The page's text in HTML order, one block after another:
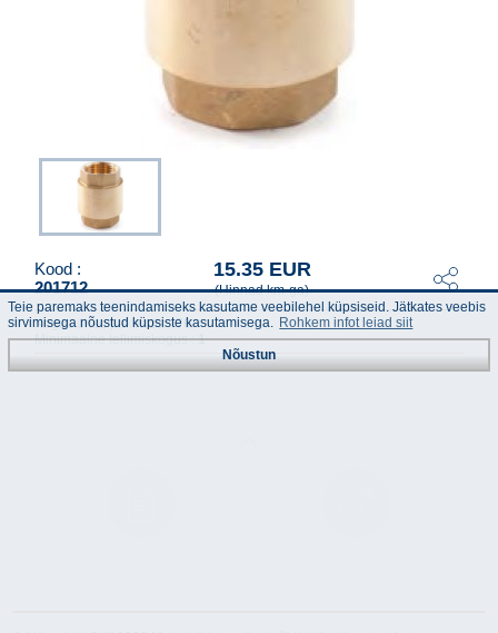
Kood :
201712
15.35 EUR
(Hinnad km-ga)
Kogus ühes pakendis :70
Minimaalne tellimiskogus :1
Teie paremaks teenindamiseks kasutame veebilehel küpsiseid. Jätkates veebis
sirvimisega nõustud küpsiste kasutamisega. Rohkem infot leiad siit
Nõustun